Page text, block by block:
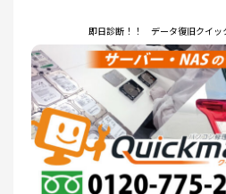
即日診断！！ データ復旧クイッ